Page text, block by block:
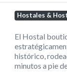
Hostales &
El Hostal
histórico,
minutos a pie